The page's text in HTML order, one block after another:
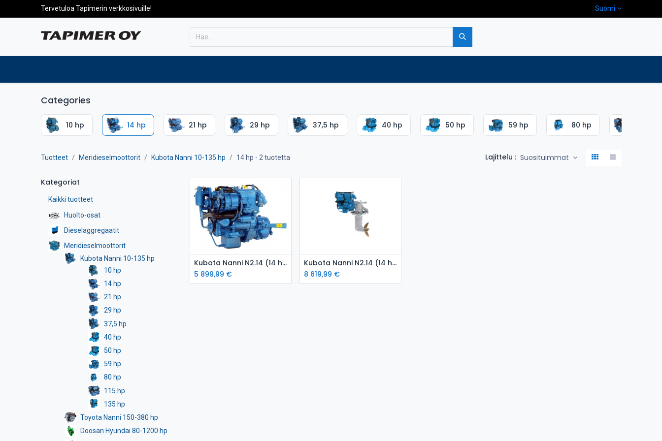
Tervetuloa Tapimerin verkkosivuille! Suomi
Categories
10 hp 14 hp 21 hp 29 hp 37,5 hp 40 hp 50 hp 59 hp 80 hp
Tuotteet Meridieselmoottorit Kubota Nanni 10-135 hp 14 hp - 2 tuotetta Lajittelu : Suosituimmat
Kategoriat
Kaikki tuotteet
Huolto-osat
Dieselaggregaatit
Meridieselmoottorit
Kubota Nanni 10-135 hp
10 hp
14 hp
21 hp
29 hp
37,5 hp
40 hp
50 hp
59 hp
80 hp
115 hp
135 hp
Toyota Nanni 150-380 hp
Doosan Hyundai 80-1200 hp
Lisää ostoskoriin
Kubota Nanni N2.14 (14 hp) meridieselmoottori
5 899,99 €
Lisää ostoskoriin
Kubota Nanni N2.14 (14 hp) meridieselmoottori purjevenevetolaitteella
8 619,99 €